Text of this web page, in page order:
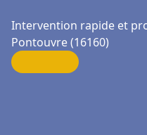
Intervention rapide et
Pontouvre (16160)